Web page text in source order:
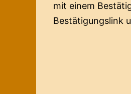
mit einem
Bestätigungslink